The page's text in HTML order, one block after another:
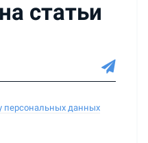
статьи
персональных данных